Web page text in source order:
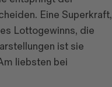
Eine Superkraft,
Lottogewinns, die
ist sie
liebsten bei